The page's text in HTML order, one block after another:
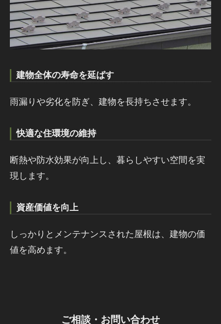
建物全体の寿命を延ばす
雨漏りや劣化を防ぎ、建物を長持ちさせます。
快適な住環境の維持
断熱や防水効果が向上し、暮らしやすい空間を実
現します。
資産価値を向上
しっかりとメンテナンスされた屋根は、建物の価
値を高めます。
ご相談・お問い合わせ